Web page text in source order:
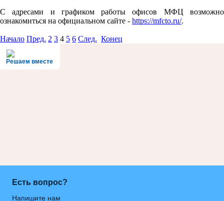
С адресами и графиком работы офисов МФЦ возможно
ознакомиться на официальном сайте - https://mfcto.ru/.
Начало Пред. 2 3 4 5 6 След. Конец
Решаем вместе
Есть вопрос?
Напишите нам